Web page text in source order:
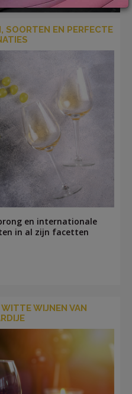
SOORTEN EN PERFECTE
en internationale
in al zijn facetten
WIJNEN VAN